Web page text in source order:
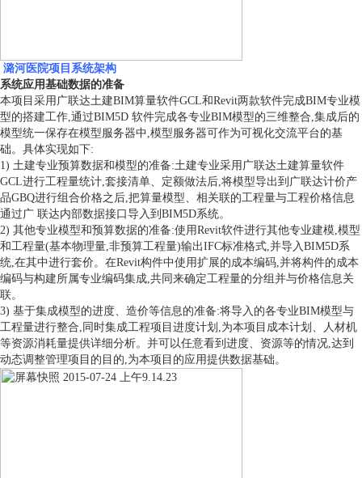
潞河医院项目系统架构
系统应用基础数据的准备
本项目采用广联达土建BIM算量软件GCL和Revit两款软件完成BIM专业模
型的搭建工作,通过BIM5D 软件完成各专业BIM模型的三维整合,集成后的
模型统一保存在模型服务器中,模型服务器可作为可视化交流平台的基
础。具体实现如下:
1) 土建专业预算数据和模型的准备:土建专业采用广联达土建算量软件
GCL进行工程量统计,套接清单、定额做法后,将模型导出到广联达计价产
品GBQ进行组合价格之后,把算量模型、相关联的工程量与工程价格信息
通过广 联达内部数据接口导入到BIM5D系统。
2) 其他专业模型和预算数据的准备:使用Revit软件进行其他专业建模,模型
和工程量(基本物理量,非预算工程量)输出IFC标准格式,并导入BIM5D系
统,在其中进行套价。在Revit构件中使用扩展的成本编码,并将构件的成本
编码与构建所属专业编码集成,共同来确定工程量的分组并与价格信息关
联。
3) 基于集成模型的进度、造价等信息的准备:将导入的各专业BIM模型与
工程量进行整合,同时集成工程项目进度计划,为本项目成本计划、人材机
等资源消耗量提供详细分析。并可以任意看到进度、资源等的情况,达到
动态调整管理项目的目的,为本项目的应用提供数据基础。